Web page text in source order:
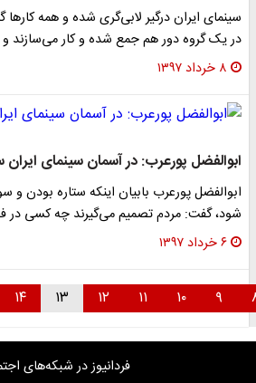
ایران درگیر لابی‌گری شده و همه کار‌ها
یک گروه دور هم جمع شده و کار می‌سازند و
۸ خرداد ۱۳۹۷
پورعرب: در آسمان سینمای ایران
پورعرب بابیان اینکه ستاره بودن و
گفت: مردم تصمیم می‌گیرند چه کسی در
۶ خرداد ۱۳۹۷
فردانیوز در شبکه‌های